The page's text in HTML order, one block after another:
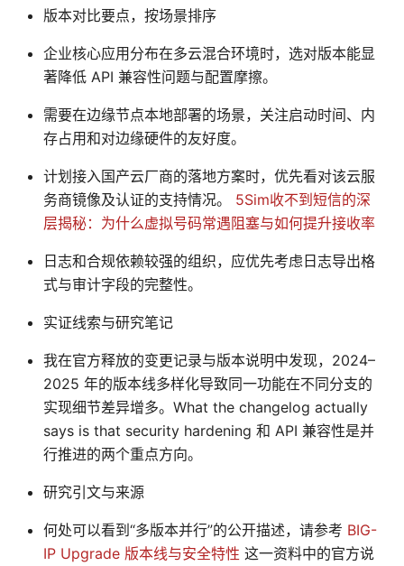
版本对比要点，按场景排序
企业核心应用分布在多云混合环境时，选对版本能显
著降低 API 兼容性问题与配置摩擦。
需要在边缘节点本地部署的场景，关注启动时间、内
存占用和对边缘硬件的友好度。
计划接入国产云厂商的落地方案时，优先看对该云服
务商镜像及认证的支持情况。 5Sim收不到短信的深
层揭秘：为什么虚拟号码常遇阻塞与如何提升接收率
日志和合规依赖较强的组织，应优先考虑日志导出格
式与审计字段的完整性。
实证线索与研究笔记
我在官方释放的变更记录与版本说明中发现，2024–
2025 年的版本线多样化导致同一功能在不同分支的
实现细节差异增多。What the changelog actually
says is that security hardening 和 API 兼容性是并
行推进的两个重点方向。
研究引文与来源
何处可以看到“多版本并行”的公开描述，请参考 BIG-
IP Upgrade 版本线与安全特性 这一资料中的官方说